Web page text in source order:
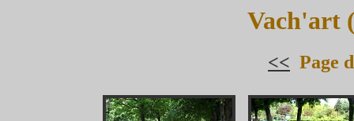
Vach'art
<< Page